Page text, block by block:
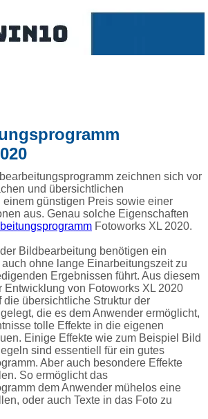
zeichnen sich vor
und übersichtlichen
einem günstigen Preis sowie einer
aus. Genau solche Eigenschaften
Fotoworks XL 2020.
Bildbearbeitung benötigen ein
ohne lange Einarbeitungszeit zu
Ergebnissen führt. Aus diesem
Entwicklung von Fotoworks XL 2020
die übersichtliche Struktur der
die es dem Anwender ermöglicht,
tolle Effekte in die eigenen
Einige Effekte wie zum Beispiel Bild
sind essentiell für ein gutes
Aber auch besondere Effekte
So ermöglicht das
dem Anwender mühelos eine
oder auch Texte in das Foto zu